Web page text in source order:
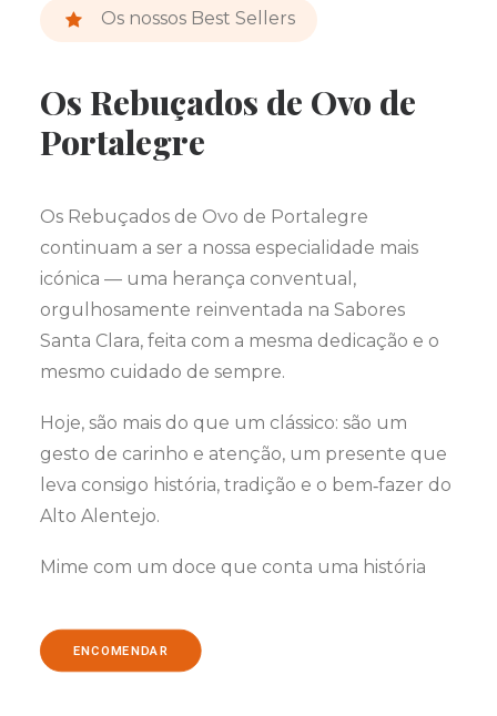
Os nossos Best Sellers
Os Rebuçados de Ovo de
Portalegre
Os Rebuçados de Ovo de Portalegre
continuam a ser a nossa especialidade mais
icónica — uma herança conventual,
orgulhosamente reinventada na Sabores
Santa Clara, feita com a mesma dedicação e o
mesmo cuidado de sempre.
Hoje, são mais do que um clássico: são um
gesto de carinho e atenção, um presente que
leva consigo história, tradição e o bem‑fazer do
Alto Alentejo.
Mime com um doce que conta uma história
ENCOMENDAR